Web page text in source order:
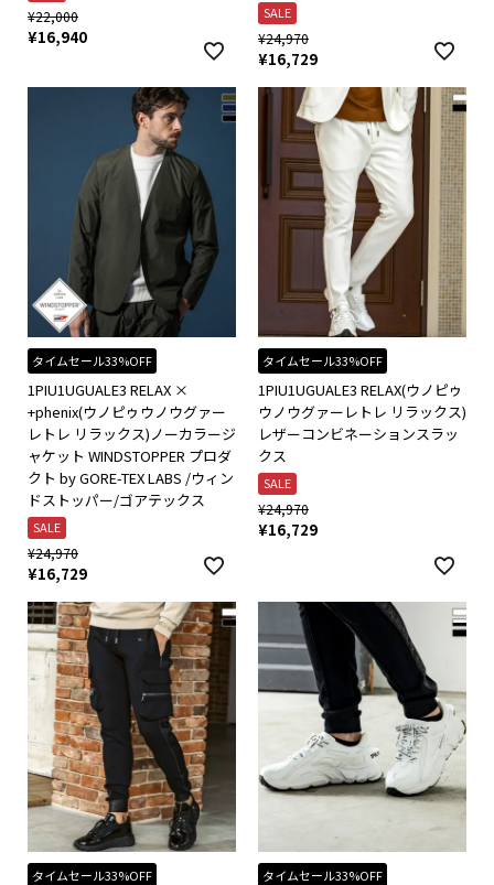
¥22,000
¥16,940
SALE
¥24,970
¥16,729
タイムセール33%OFF
1PIU1UGUALE3 RELAX ×
+phenix(ウノピゥウノウグァー
レトレ リラックス)ノーカラージ
ャケット WINDSTOPPER プロダ
クト by GORE-TEX LABS /ウィン
ドストッパー/ゴアテックス
SALE
¥24,970
¥16,729
タイムセール33%OFF
1PIU1UGUALE3 RELAX(ウノピゥ
ウノウグァーレトレ リラックス)
レザーコンビネーションスラッ
クス
SALE
¥24,970
¥16,729
タイムセール33%OFF タイムセール33%OFF